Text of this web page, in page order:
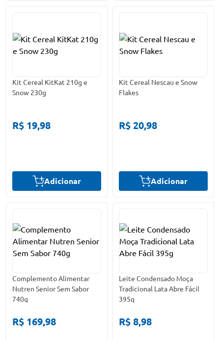
Kit Cereal KitKat 210g e
Snow 230g
R$ 19,98
Adicionar
Kit Cereal Nescau e Snow
Flakes
R$ 20,98
Adicionar
Complemento Alimentar
Nutren Senior Sem Sabor
740g
R$ 169,98
Leite Condensado Moça
Tradicional Lata Abre Fácil
395g
R$ 8,98